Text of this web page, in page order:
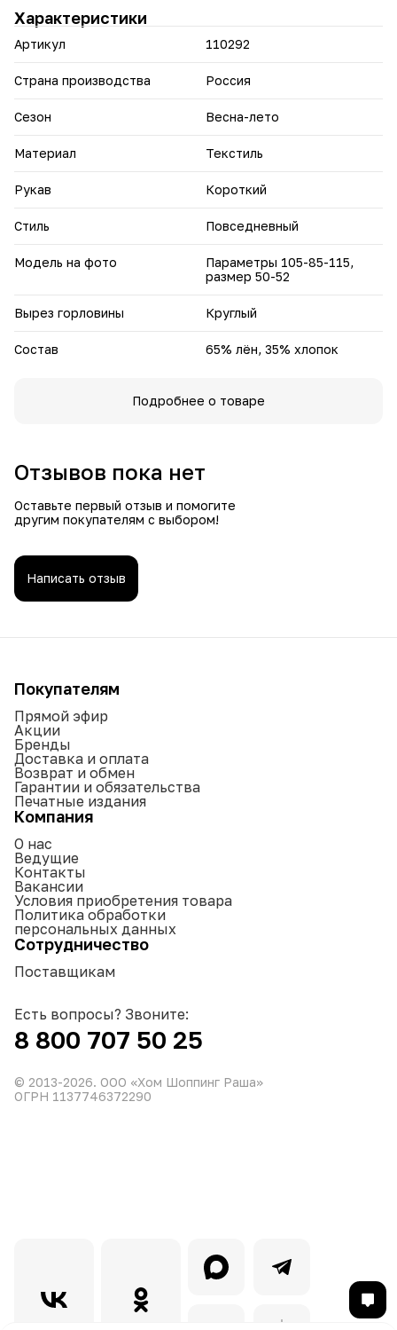
и лавандовый оттенки — цвета легко комбинируются с
другими элементами гардероба.
• Состав (65 % льна, 35 % хлопка) гарантирует
воздухопроницаемость, комфорт и природную текстуру
• Свободный силуэт скрывает возможные недостатки и
юбками, брюками и шортами.
нарядных образов.
• Сохраняет привлекательный вид после стирок
крою.
Блуза «Эрика» станет надёжным дополнением вашего
гардероба — с ней вы сможете создавать стильные и
Характеристики
Артикул 110292
Страна производства Россия
Сезон Весна-лето
Материал Текстиль
Рукав Короткий
Стиль Повседневный
Модель на фото
Параметры 105-85-115,
размер 50-52
Вырез горловины Круглый
Состав 65% лён, 35% хлопок
Подробнее о товаре
Отзывов пока нет
Оставьте первый отзыв и помогите
другим покупателям с выбором!
Написать отзыв
Покупателям
Прямой эфир
Акции
Бренды
Доставка и оплата
Возврат и обмен
Гарантии и обязательства
Печатные издания
Компания
О нас
Ведущие
Контакты
Вакансии
Условия приобретения товара
Политика обработки
персональных данных
Сотрудничество
Поставщикам
Есть вопросы? Звоните:
8 800 707 50 25
© 2013-2026. ООО «Хом Шоппинг Раша»
ОГРН 1137746372290